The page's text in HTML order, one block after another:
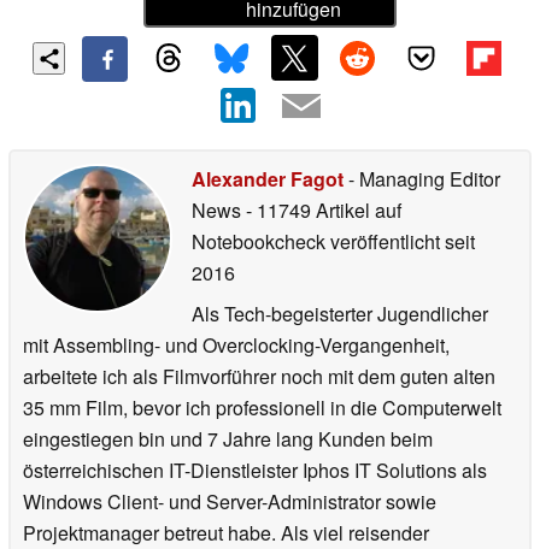
hinzufügen
Alexander Fagot- Managing Editor
News- 11749 Artikel auf
Notebookcheck veröffentlichtseit
2016
Als Tech-begeisterter Jugendlicher
mit Assembling- und Overclocking-Vergangenheit,
arbeitete ich als Filmvorführer noch mit dem guten alten
35 mm Film, bevor ich professionell in die Computerwelt
eingestiegen bin und 7 Jahre lang Kunden beim
österreichischen IT-Dienstleister Iphos IT Solutions als
Windows Client- und Server-Administrator sowie
Projektmanager betreut habe. Als viel reisender